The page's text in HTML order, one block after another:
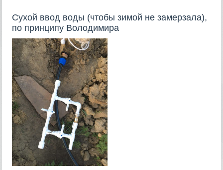
Сухой ввод воды (чтобы зимой не замерзала),
по принципу Володимира